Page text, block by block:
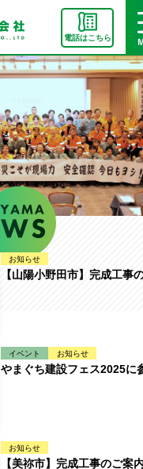
電話はこちら
お知らせ
【山陽小野田市】完成工事
イベント お知らせ
やまぐち建設フェス2025に
お知らせ
【美祢市】完成工事のご案